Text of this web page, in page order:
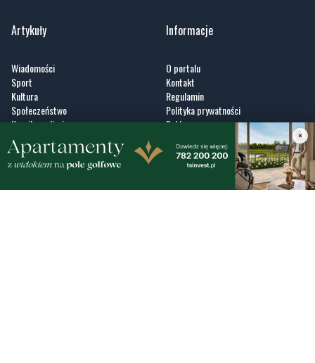
Artykuły
Wiadomości
Sport
Kultura
Społeczeństwo
Kronika policyjna
Informacje
O portalu
Kontakt
Regulamin
Polityka prywatności
Reklama
Zobacz
Fotogalerie
×